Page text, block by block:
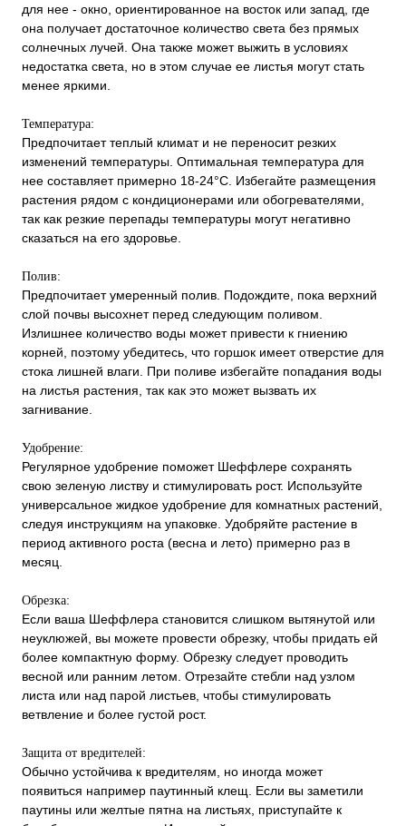
для нее - окно, ориентированное на восток или запад, где
она получает достаточное количество света без прямых
солнечных лучей. Она также может выжить в условиях
недостатка света, но в этом случае ее листья могут стать
менее яркими.
Температура:
Предпочитает теплый климат и не переносит резких
изменений температуры. Оптимальная температура для
нее составляет примерно 18-24°C. Избегайте размещения
растения рядом с кондиционерами или обогревателями,
так как резкие перепады температуры могут негативно
сказаться на его здоровье.
Полив:
Предпочитает умеренный полив. Подождите, пока верхний
слой почвы высохнет перед следующим поливом.
Излишнее количество воды может привести к гниению
корней, поэтому убедитесь, что горшок имеет отверстие для
стока лишней влаги. При поливе избегайте попадания воды
на листья растения, так как это может вызвать их
загнивание.
Удобрение:
Регулярное удобрение поможет Шеффлере сохранять
свою зеленую листву и стимулировать рост. Используйте
универсальное жидкое удобрение для комнатных растений,
следуя инструкциям на упаковке. Удобряйте растение в
период активного роста (весна и лето) примерно раз в
месяц.
Обрезка:
Если ваша Шеффлера становится слишком вытянутой или
неуклюжей, вы можете провести обрезку, чтобы придать ей
более компактную форму. Обрезку следует проводить
весной или ранним летом. Отрезайте стебли над узлом
листа или над парой листьев, чтобы стимулировать
ветвление и более густой рост.
Защита от вредителей:
Обычно устойчива к вредителям, но иногда может
появиться например паутинный клещ. Если вы заметили
паутины или желтые пятна на листьях, приступайте к